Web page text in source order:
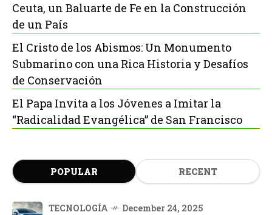
Ceuta, un Baluarte de Fe en la Construcción
de un País
El Cristo de los Abismos: Un Monumento
Submarino con una Rica Historia y Desafíos
de Conservación
El Papa Invita a los Jóvenes a Imitar la
“Radicalidad Evangélica” de San Francisco
POPULAR RECENT
TECNOLOGÍA December 24, 2025